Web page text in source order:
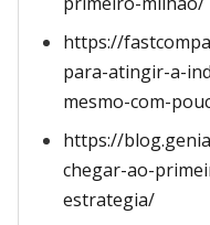
https://
para-atingir-a-
mesmo-com-
https://
chegar-ao-
estrategia/